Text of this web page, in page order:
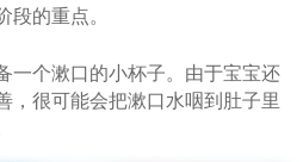
段的重点。
个漱口的小杯子。由于宝宝还
，很可能会把漱口水咽到肚子里